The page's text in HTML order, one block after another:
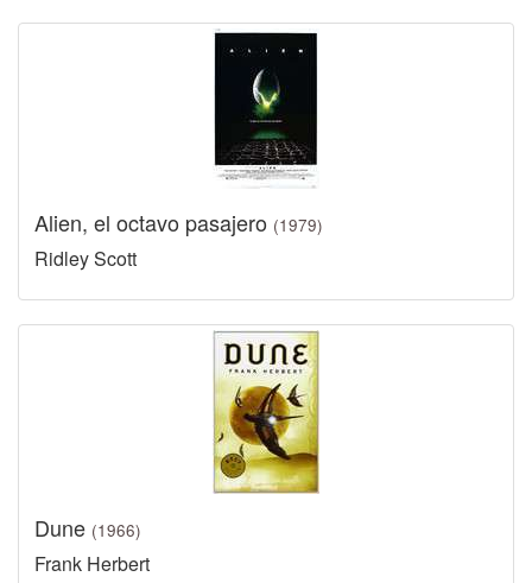
Alien, el octavo pasajero (1979)
Ridley Scott
Dune (1966)
Frank Herbert